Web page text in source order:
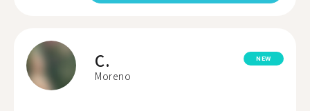
C.
Moreno
NEW